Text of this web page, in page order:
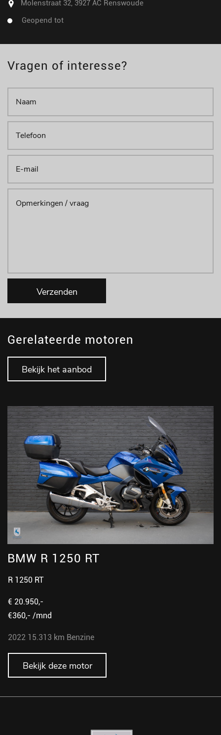
Molenstraat 32, 3927 AC Renswoude
Geopend tot
Vragen of interesse?
Verzenden
Gerelateerde motoren
Bekijk het aanbod
BMW R 1250 RT
R 1250 RT
€ 20.950,-
€360,- /mnd
2022 15.313 km Benzine
Bekijk deze motor